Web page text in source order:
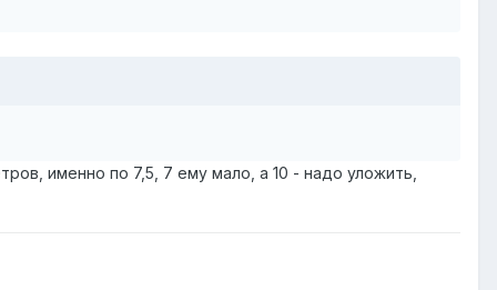
именно по 7,5, 7 ему мало, а 10 - надо уложить,